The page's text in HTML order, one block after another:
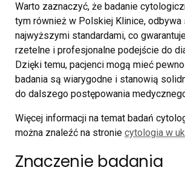
Warto zaznaczyć, że badanie
tym również w Polskiej Klinice, odbywa
najwyższymi standardami, co
rzetelne i profesjonalne podejście do
Dzięki temu, pacjenci mogą mieć
badania są wiarygodne i stanowią
do dalszego postępowania
Więcej informacji na temat badań
można znaleźć na stronie cytologia w uk
Znaczenie badania